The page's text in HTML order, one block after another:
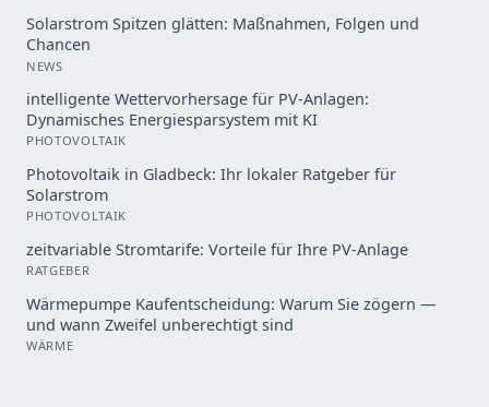
Solarstrom Spitzen glätten: Maßnahmen, Folgen und
Chancen
NEWS
intelligente Wettervorhersage für PV-Anlagen:
Dynamisches Energiesparsystem mit KI
PHOTOVOLTAIK
Photovoltaik in Gladbeck: Ihr lokaler Ratgeber für
Solarstrom
PHOTOVOLTAIK
zeitvariable Stromtarife: Vorteile für Ihre PV-Anlage
RATGEBER
Wärmepumpe Kaufentscheidung: Warum Sie zögern —
und wann Zweifel unberechtigt sind
WÄRME